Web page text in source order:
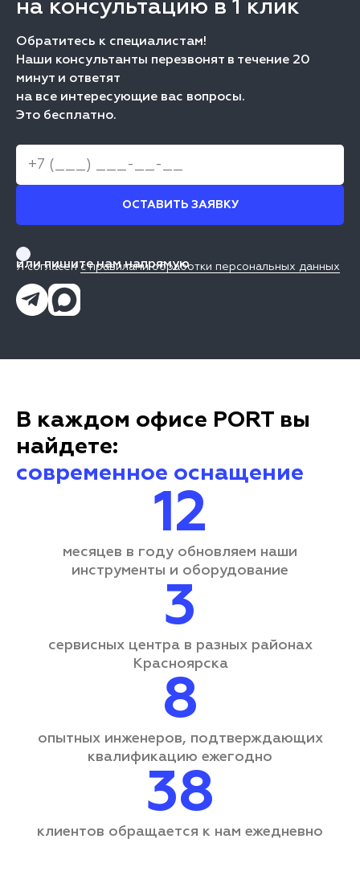
на консультацию в 1 клик
Обратитесь к специалистам!
Наши консультанты перезвонят в течение 20
минут и ответят
на все интересующие вас вопросы.
Это бесплатно.
ОСТАВИТЬ ЗАЯВКУ
Я согласен с правилами обработки персональных данных
или пишите нам напрямую
В каждом офисе PORT вы
найдете:
современное оснащение
12
месяцев в году обновляем наши
инструменты и оборудование
3
сервисных центра в разных районах
Красноярска
8
опытных инженеров, подтверждающих
квалификацию ежегодно
38
клиентов обращается к нам ежедневно